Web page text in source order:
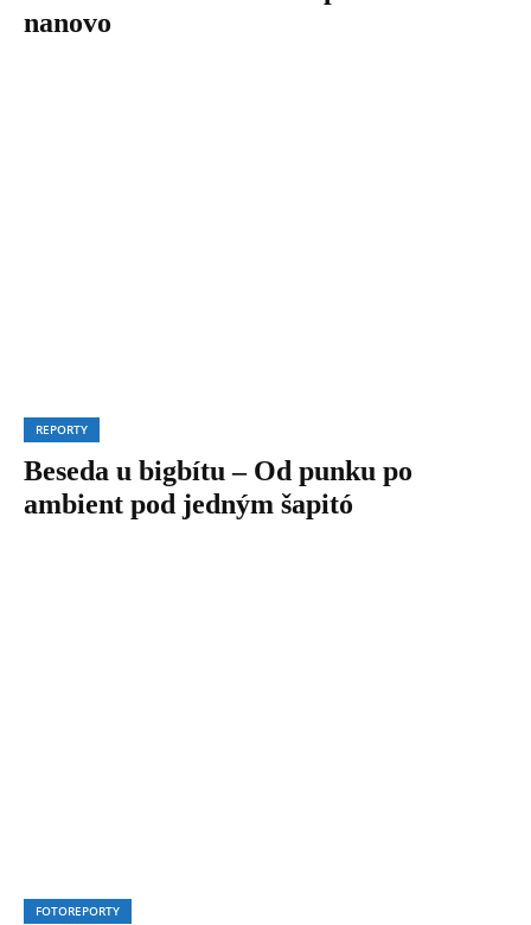
nanovo
REPORTY
Beseda u bigbítu – Od punku po
ambient pod jedným šapitó
FOTOREPORTY